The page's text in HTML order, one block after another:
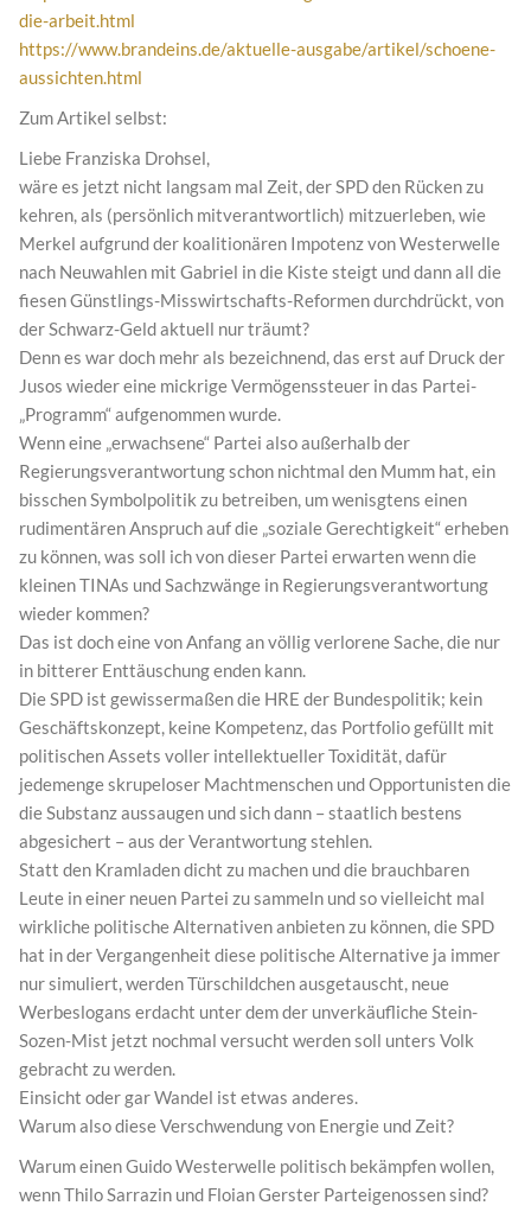
die-arbeit.html
https://www.brandeins.de/aktuelle-ausgabe/artikel/schoene-
aussichten.html
Zum Artikel selbst:
Liebe Franziska Drohsel,
wäre es jetzt nicht langsam mal Zeit, der SPD den Rücken zu
kehren, als (persönlich mitverantwortlich) mitzuerleben, wie
Merkel aufgrund der koalitionären Impotenz von Westerwelle
nach Neuwahlen mit Gabriel in die Kiste steigt und dann all die
fiesen Günstlings-Misswirtschafts-Reformen durchdrückt, von
der Schwarz-Geld aktuell nur träumt?
Denn es war doch mehr als bezeichnend, das erst auf Druck der
Jusos wieder eine mickrige Vermögenssteuer in das Partei-
„Programm“ aufgenommen wurde.
Wenn eine „erwachsene“ Partei also außerhalb der
Regierungsverantwortung schon nichtmal den Mumm hat, ein
bisschen Symbolpolitik zu betreiben, um wenisgtens einen
rudimentären Anspruch auf die „soziale Gerechtigkeit“ erheben
zu können, was soll ich von dieser Partei erwarten wenn die
kleinen TINAs und Sachzwänge in Regierungsverantwortung
wieder kommen?
Das ist doch eine von Anfang an völlig verlorene Sache, die nur
in bitterer Enttäuschung enden kann.
Die SPD ist gewissermaßen die HRE der Bundespolitik; kein
Geschäftskonzept, keine Kompetenz, das Portfolio gefüllt mit
politischen Assets voller intellektueller Toxidität, dafür
jedemenge skrupeloser Machtmenschen und Opportunisten die
die Substanz aussaugen und sich dann – staatlich bestens
abgesichert – aus der Verantwortung stehlen.
Statt den Kramladen dicht zu machen und die brauchbaren
Leute in einer neuen Partei zu sammeln und so vielleicht mal
wirkliche politische Alternativen anbieten zu können, die SPD
hat in der Vergangenheit diese politische Alternative ja immer
nur simuliert, werden Türschildchen ausgetauscht, neue
Werbeslogans erdacht unter dem der unverkäufliche Stein-
Sozen-Mist jetzt nochmal versucht werden soll unters Volk
gebracht zu werden.
Einsicht oder gar Wandel ist etwas anderes.
Warum also diese Verschwendung von Energie und Zeit?
Warum einen Guido Westerwelle politisch bekämpfen wollen,
wenn Thilo Sarrazin und Floian Gerster Parteigenossen sind?